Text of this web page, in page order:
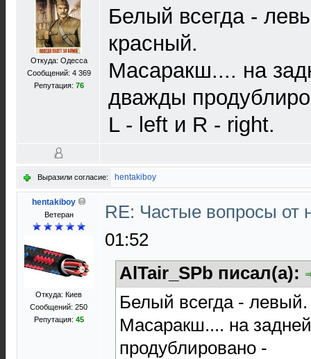
Откуда: Одесса
Сообщений: 4 369
Репутация: 76
Белый всегда -
красный.
Масаракш.... на
дважды
L - left и R - right.
Выразили согласие: hentakiboy
hentakiboy
Ветеран
Откуда: Киев
Сообщений: 250
Репутация: 45
RE: Частые вопросы от
01:52
AlTair_SPb писал(а):
Белый всегда -
Масаракш.... на
продублировано -